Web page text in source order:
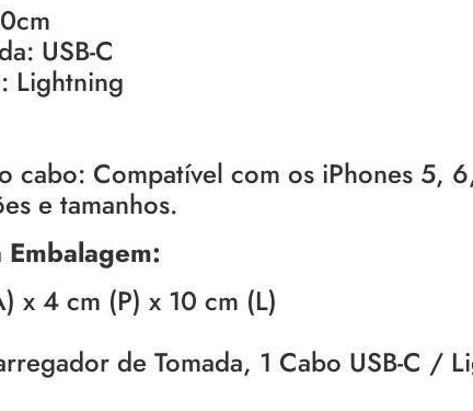
USB-C
Lightning
cabo: Compatível com os iPhones 5,
e tamanhos.
x 4 cm (P) x 10 cm (L)
de Tomada, 1 Cabo USB-C /